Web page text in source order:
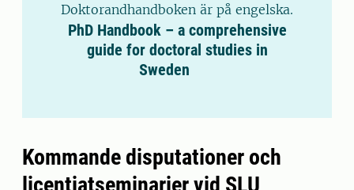
Doktorandhandboken är på engelska.
PhD Handbook – a comprehensive
guide for doctoral studies in
Sweden
Kommande disputationer och
licentiatseminarier vid SLU